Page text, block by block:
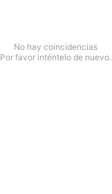
No hay coincidencias
Por favor inténtelo de nuevo.